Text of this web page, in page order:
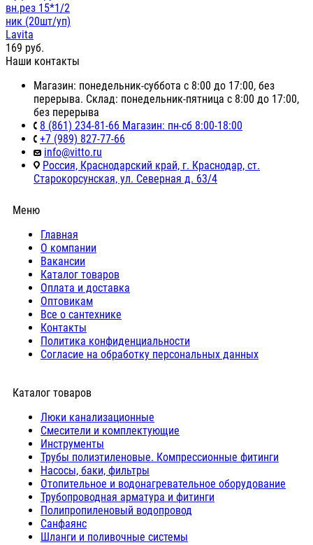
вн.рез 15*1/2
ник (20шт/уп)
Lavita
169 руб.
Наши контакты
Магазин: понедельник-суббота с 8:00 до 17:00, без
перерыва. Склад: понедельник-пятница с 8:00 до 17:00,
без перерыва
8 (861) 234-81-66 Магазин: пн-сб 8:00-18:00
+7 (989) 827-77-66
info@vitto.ru
Россия, Краснодарский край, г. Краснодар, ст.
Старокорсунская, ул. Северная д. 63/4
Меню
Главная
О компании
Вакансии
Каталог товаров
Оплата и доставка
Оптовикам
Все о сантехнике
Контакты
Политика конфиденциальности
Согласие на обработку персональных данных
Каталог товаров
Люки канализационные
Cмесители и комплектующие
Инструменты
Трубы полиэтиленовые. Компрессионные фитинги
Насосы, баки, фильтры
Отопительное и водонагревательное оборудование
Трубопроводная арматура и фитинги
Полипропиленовый водопровод
Санфаянс
Шланги и поливочные системы